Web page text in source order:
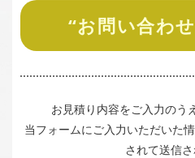
“お問い合わ
お見積り内容をご入力のう
当フォームにご入力いただいた
されて送信さ